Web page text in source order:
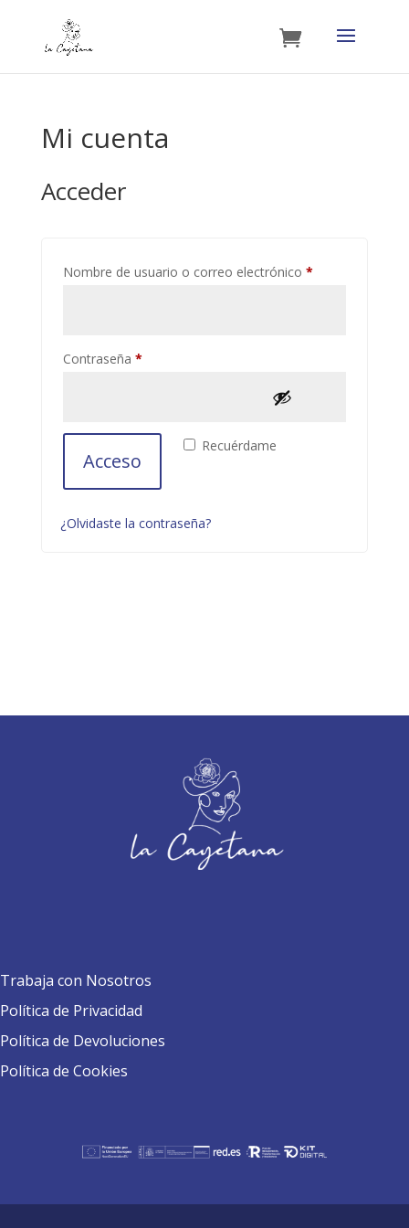
Mi cuenta
Acceder
Nombre de usuario o correo electrónico *Obligatorio
Contraseña *Obligatorio
Recuérdame
Acceso
¿Olvidaste la contraseña?
Trabaja con Nosotros
Política de Privacidad
Política de Devoluciones
Política de Cookies